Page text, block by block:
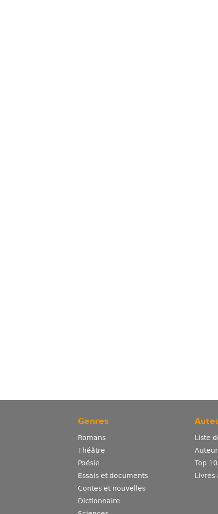
Genres
Romans
Théâtre
Poésie
Essais et documents
Contes et nouvelles
Dictionnaire
Liste
Top
Livres